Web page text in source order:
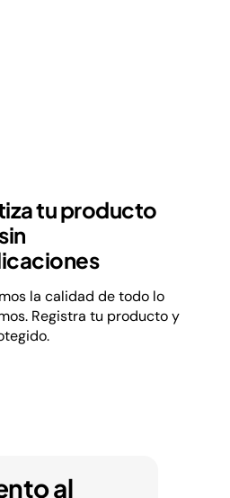
tu producto
la calidad de todo lo
Registra tu producto y
al